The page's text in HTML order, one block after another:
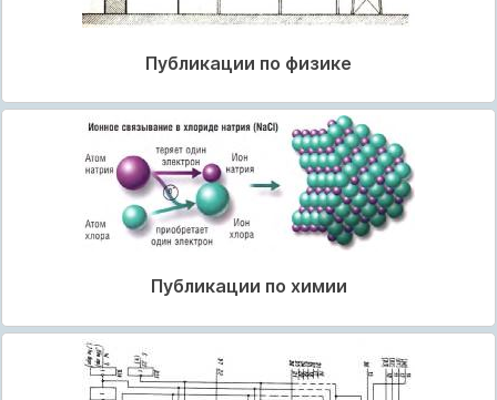
Публикации по физике
Публикации по химии